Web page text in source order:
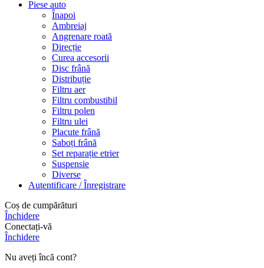
Piese auto
Înapoi
Ambreiaj
Angrenare roată
Direcție
Curea accesorii
Disc frână
Distribuție
Filtru aer
Filtru combustibil
Filtru polen
Filtru ulei
Placute frână
Saboți frână
Set reparație etrier
Suspensie
Diverse
Autentificare / Înregistrare
Coș de cumpărături
Închidere
Conectați-vă
Închidere
Nu aveți încă cont?